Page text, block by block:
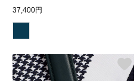
その他
37,400円